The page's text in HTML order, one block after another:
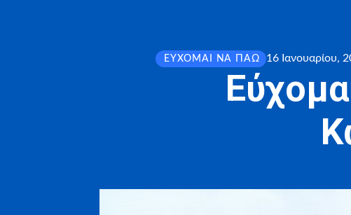
ΕΎΧΟΜΑΙ ΝΑ ΠΆΩ 16 Ιανουαρίου,